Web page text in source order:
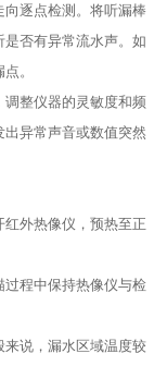
逐点检测。将听漏棒
否有异常流水声。如
。​
调整仪器的灵敏度和频
异常声音或数值突然
外热像仪，预热至正
过程中保持热像仪与检
来说，漏水区域温度较